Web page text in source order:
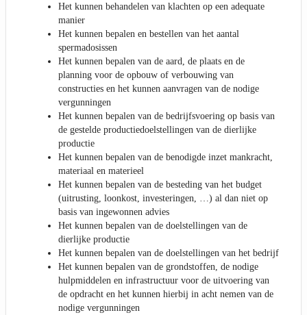
Het kunnen behandelen van klachten op een adequate
manier
Het kunnen bepalen en bestellen van het aantal
spermadosissen
Het kunnen bepalen van de aard, de plaats en de
planning voor de opbouw of verbouwing van
constructies en het kunnen aanvragen van de nodige
vergunningen
Het kunnen bepalen van de bedrijfsvoering op basis van
de gestelde productiedoelstellingen van de dierlijke
productie
Het kunnen bepalen van de benodigde inzet mankracht,
materiaal en materieel
Het kunnen bepalen van de besteding van het budget
(uitrusting, loonkost, investeringen, …) al dan niet op
basis van ingewonnen advies
Het kunnen bepalen van de doelstellingen van de
dierlijke productie
Het kunnen bepalen van de doelstellingen van het bedrijf
Het kunnen bepalen van de grondstoffen, de nodige
hulpmiddelen en infrastructuur voor de uitvoering van
de opdracht en het kunnen hierbij in acht nemen van de
nodige vergunningen